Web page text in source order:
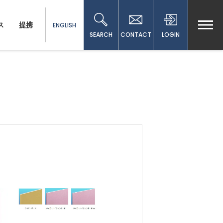
提携
ENGLISH
SEARCH
CONTACT LOGIN